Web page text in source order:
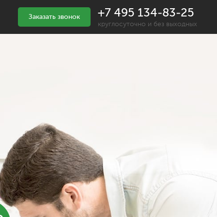
Заказать звонок +7 495 134-83-25
круглосуточно и без выходных